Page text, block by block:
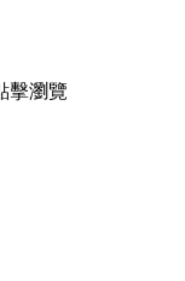
擊瀏覽